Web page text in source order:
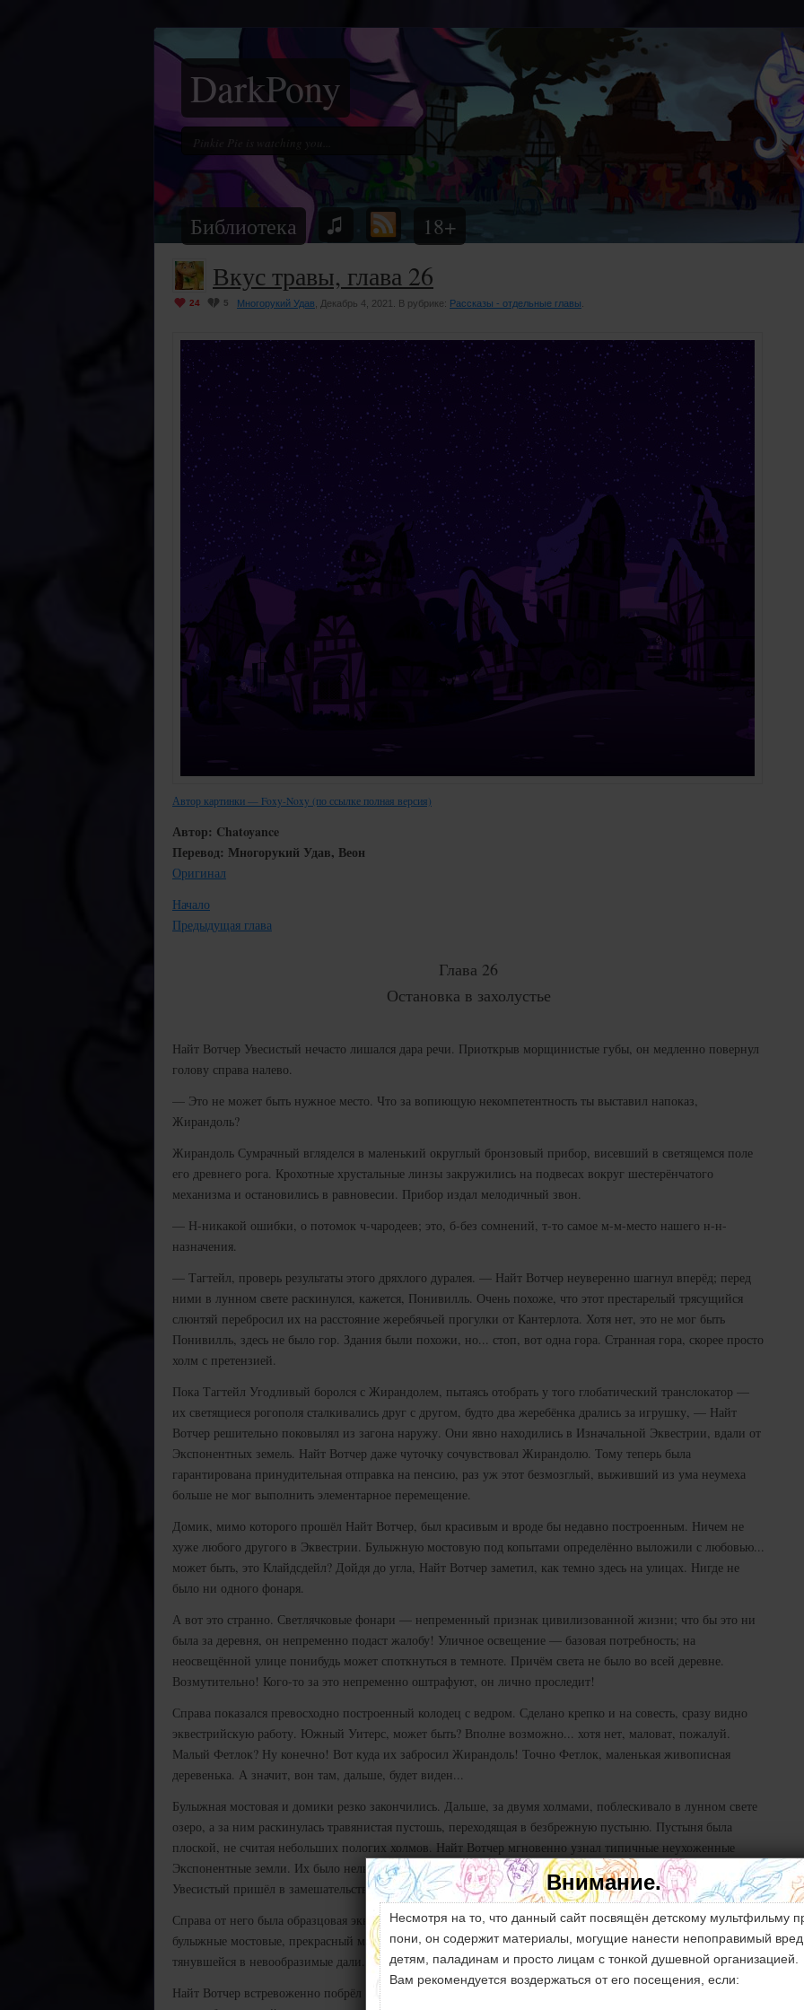
DarkPony
Библиотека 18+
Вкус травы, глава 26
24 5 Многорукий Удав , Декабрь 4, 2021. В рубрике: Рассказы - отдельные главы
Автор картинки — Foxy-Noxy (по ссылке полная версия)
Автор: Chatoyance
Перевод: Многорукий Удав, Веон
Оригинал
Начало
Предыдущая глава
Глава 26
Остановка в захолустье
Найт Вотчер Увесистый нечасто лишался дара речи. Приоткрыв морщинистые губы, он медленно повернул
голову справа налево.
— Это не может быть нужное место. Что за вопиющую некомпетентность ты выставил напоказ,
Жирандоль?
Жирандоль Сумрачный вгляделся в маленький округлый бронзовый прибор, висевший в светящемся поле
его древнего рога. Крохотные хрустальные линзы закружились на подвесах вокруг шестерёнчатого
механизма и остановились в равновесии. Прибор издал мелодичный звон.
— Н-никакой ошибки, о потомок ч-чародеев; это, б-без сомнений, т-то самое м-м-место нашего н-н-
назначения.
— Тагтейл, проверь результаты этого дряхлого дуралея. — Найт Вотчер неуверенно шагнул вперёд; перед
ними в лунном свете раскинулся, кажется, Понивилль. Очень похоже, что этот престарелый трясущийся
слюнтяй перебросил их на расстояние жеребячьей прогулки от Кантерлота. Хотя нет, это не мог быть
Понивилль, здесь не было гор. Здания были похожи, но... стоп, вот одна гора. Странная гора, скорее просто
холм с претензией.
Пока Тагтейл Угодливый боролся с Жирандолем, пытаясь отобрать у того глобатический транслокатор —
их светящиеся рогополя сталкивались друг с другом, будто два жеребёнка дрались за игрушку, — Найт
Вотчер решительно поковылял из загона наружу. Они явно находились в Изначальной Эквестрии, вдали от
Экспонентных земель. Найт Вотчер даже чуточку сочувствовал Жирандолю. Тому теперь была
гарантирована принудительная отправка на пенсию, раз уж этот безмозглый, выживший из ума неумеха
больше не мог выполнить элементарное перемещение.
Домик, мимо которого прошёл Найт Вотчер, был красивым и вроде бы недавно построенным. Ничем не
хуже любого другого в Эквестрии. Булыжную мостовую под копытами определённо выложили с любовью...
может быть, это Клайдсдейл? Дойдя до угла, Найт Вотчер заметил, как темно здесь на улицах. Нигде не
было ни одного фонаря.
А вот это странно. Светлячковые фонари — непременный признак цивилизованной жизни; что бы это ни
была за деревня, он непременно подаст жалобу! Уличное освещение — базовая потребность; на
неосвещённой улице понибудь может споткнуться в темноте. Причём света не было во всей деревне.
Возмутительно! Кого-то за это непременно оштрафуют, он лично проследит!
Справа показался превосходно построенный колодец с ведром. Сделано крепко и на совесть, сразу видно
эквестрийскую работу. Южный Уитерс, может быть? Вполне возможно... хотя нет, маловат, пожалуй.
Малый Фетлок? Ну конечно! Вот куда их забросил Жирандоль! Точно Фетлок, маленькая живописная
деревенька. А значит, вон там, дальше, будет виден...
Булыжная мостовая и домики резко закончились. Дальше, за двумя холмами, поблескивало в лунном свете
озеро, а за ним раскинулась травянистая пустошь, переходящая в безбрежную пустыню. Пустыня была
плоской, не считая небольших пологих холмов. Найт Вотчер мгновенно узнал типичные неухоженные
Экспонентные земли. Их было нельзя ни с чем перепутать. В первый раз почти за столетие Найт Вотчер
Увесистый пришёл в замешательство.
Справа от него была образцовая эквестрийская деревня. Очаровательные домики с соломенными крышами,
булыжные мостовые, прекрасный маленький колодец. Слева не было ничего, кроме озера и пустыни,
тянувшейся в невообразимые дали. Это было невозможно. Этого не могло быть вообще.
Найт Вотчер встревоженно побрёл обратно, повернувшись хвостом к бесконечной высушенной пустыне, от
Внимание.
Несмотря на то, что данный сайт посвящён детскому мультфильму
пони, он содержит материалы, могущие нанести непоправимый вред
детям, паладинам и просто лицам с тонкой душевной организацией.
Вам рекомендуется воздержаться от его посещения, если: